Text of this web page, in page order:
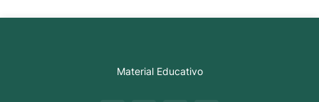
Material Educativo